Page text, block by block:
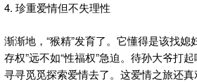
4. 珍重爱情但不失理性
渐渐地，“猴精”发育了。它懂得是该找媳
存权”远不如“性福权”急迫。待孙大爷打
寻寻觅觅探索爱情去了。这爱情之旅还